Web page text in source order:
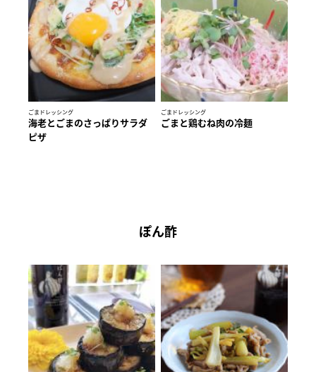
ごまドレッシング
海老とごまのさっぱりサラダ
ピザ
ごまドレッシング
ごまと鶏むね肉の冷麺
ぽん酢